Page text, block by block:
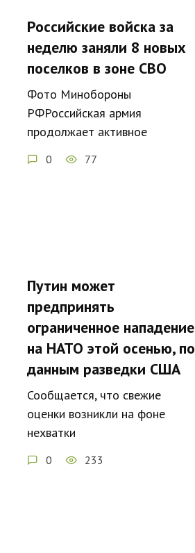
Российские войска за
неделю заняли 8 новых
поселков в зоне СВО
Фото Минобороны
РФРоссийская армия
продолжает активное
0 77
Путин может
предпринять
ограниченное нападение
на НАТО этой осенью, по
данным разведки США
Сообщается, что свежие
оценки возникли на фоне
нехватки
0 233